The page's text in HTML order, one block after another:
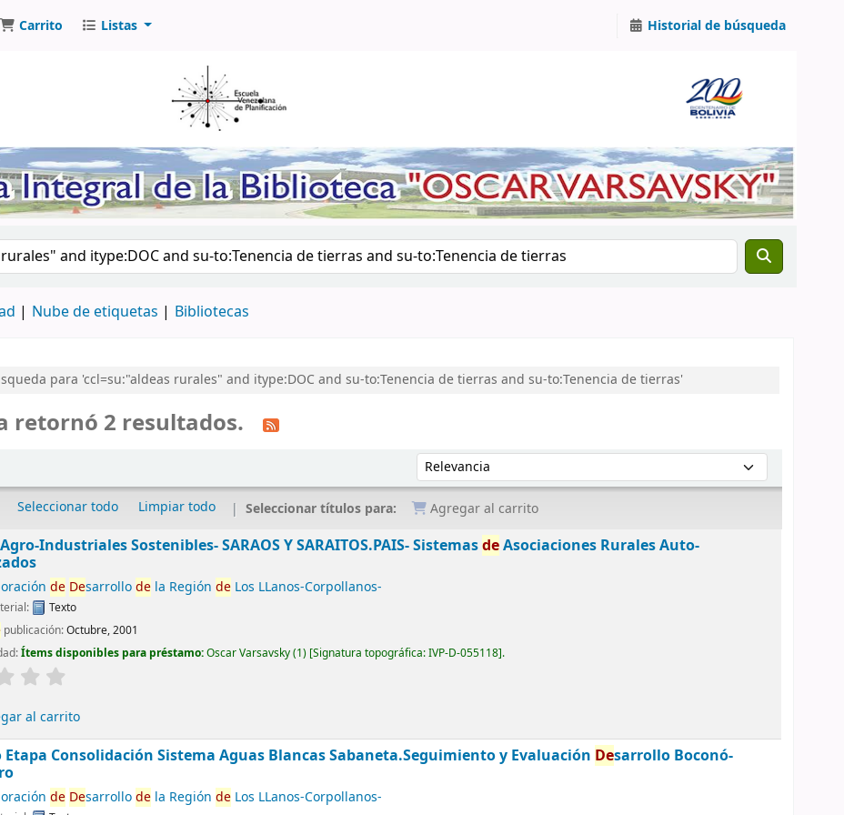
Carrito Listas Historial de búsqueda
por palabra clave
Nube de etiquetas Bibliotecas
para 'ccl=su:"aldeas rurales" and itype:DOC and su-to:Tenencia de tierras and su-to:Tenencia de tierras'
retornó 2 resultados.
Ordenar por:
Seleccionar todo Limpiar todo Seleccionar títulos para: Agregar al carrito
Industriales Sostenibles- SARAOS Y SARAITOS.PAIS- SistemasdeAsociaciones Rurales Auto-
de Desarrollodela Región deLos LLanos-Corpollanos-
Texto
publicación:Octubre, 2001
Ítems disponibles para préstamo:Oscar Varsavsky(1) Signatura topográfica:IVP-D-055118 .
al carrito
Etapa Consolidación Sistema Aguas Blancas Sabaneta.Seguimiento y Evaluación Desarrollo Boconó-
de Desarrollodela Región deLos LLanos-Corpollanos-